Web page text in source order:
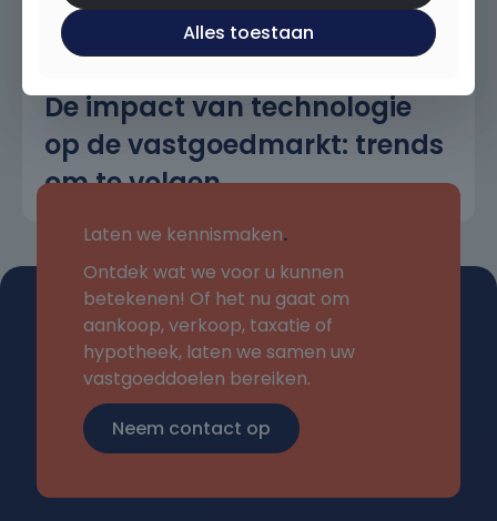
De impact van technologie
op de vastgoedmarkt: trends
om te volgen
Laten we kennismaken.
Ontdek wat we voor u kunnen
betekenen! Of het nu gaat om
aankoop, verkoop, taxatie of
hypotheek, laten we samen uw
vastgoeddoelen bereiken.
Neem contact op
Alles toestaan